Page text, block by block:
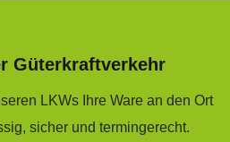
Güterkraftverkehr
LKWs Ihre Ware an den Ort
sicher und termingerecht.